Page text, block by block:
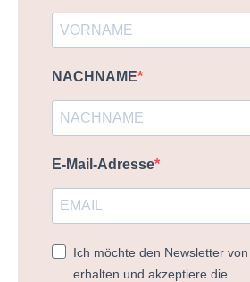
NACHNAME
E-Mail-Adresse
Ich möchte den Newsletter
erhalten und akzeptiere die